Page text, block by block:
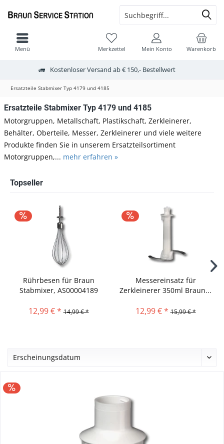
Kostenloser Versand ab € 150,- Bestellwert
Warenkorb
Merkzettel Mein Konto
Menü
Ersatzteile Stabmixer Typ 4179 und 4185
Ersatzteile Stabmixer Typ 4179 und 4185
Motorgruppen, Metallschaft, Plastikschaft, Zerkleinerer,
Behälter, Oberteile, Messer, Zerkleinerer und viele weitere
Produkte finden Sie in unserem Ersatzteilsortiment
Motorgruppen,... mehr erfahren »
Topseller
Rührbesen für Braun
Stabmixer, AS00004189
12,99 € * 14,99 € *
Messereinsatz für
Zerkleinerer 350ml Braun...
12,99 € * 15,99 € *